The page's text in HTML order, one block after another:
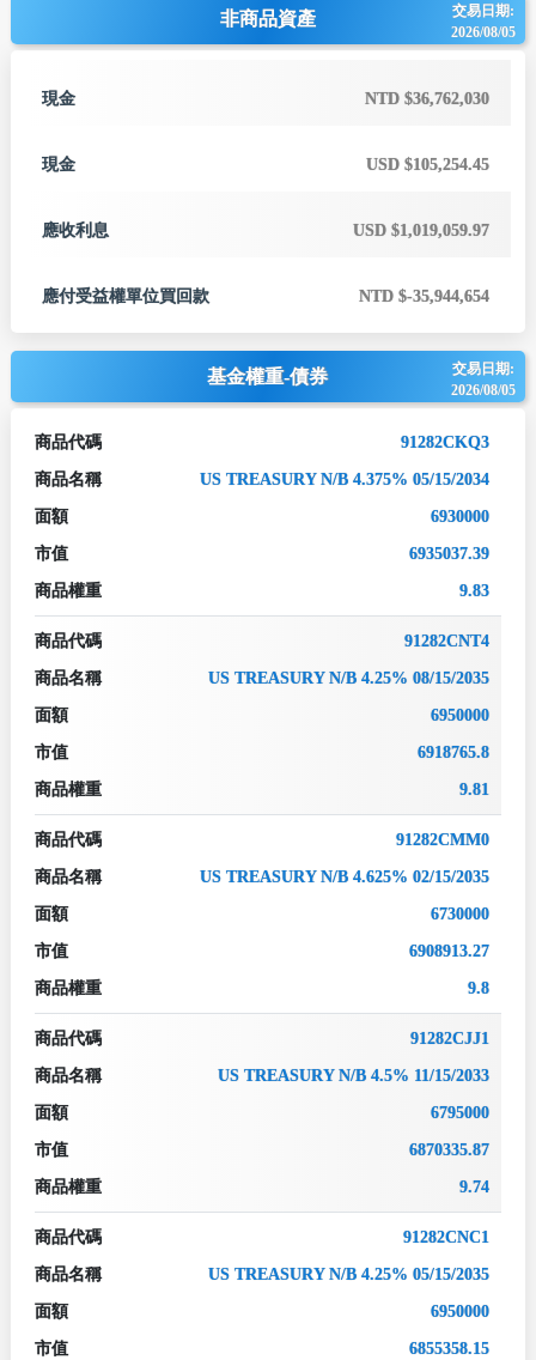
非商品資產
交易日期:
2026/08/05
現金 NTD $36,762,030
現金 USD $105,254.45
應收利息 USD $1,019,059.97
應付受益權單位買回款 NTD $-35,944,654
基金權重-債券
交易日期:
2026/08/05
商品代碼 91282CKQ3
商品名稱 US TREASURY N/B 4.375% 05/15/2034
面額 6930000
市值 6935037.39
商品權重 9.83
商品代碼 91282CNT4
商品名稱 US TREASURY N/B 4.25% 08/15/2035
面額 6950000
市值 6918765.8
商品權重 9.81
商品代碼 91282CMM0
商品名稱 US TREASURY N/B 4.625% 02/15/2035
面額 6730000
市值 6908913.27
商品權重 9.8
商品代碼 91282CJJ1
商品名稱 US TREASURY N/B 4.5% 11/15/2033
面額 6795000
市值 6870335.87
商品權重 9.74
商品代碼 91282CNC1
商品名稱 US TREASURY N/B 4.25% 05/15/2035
面額 6950000
市值 6855358.15